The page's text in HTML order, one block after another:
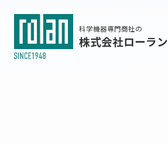
科学機器専門商社の
株式会社ローラン